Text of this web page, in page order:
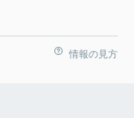
情報の見方